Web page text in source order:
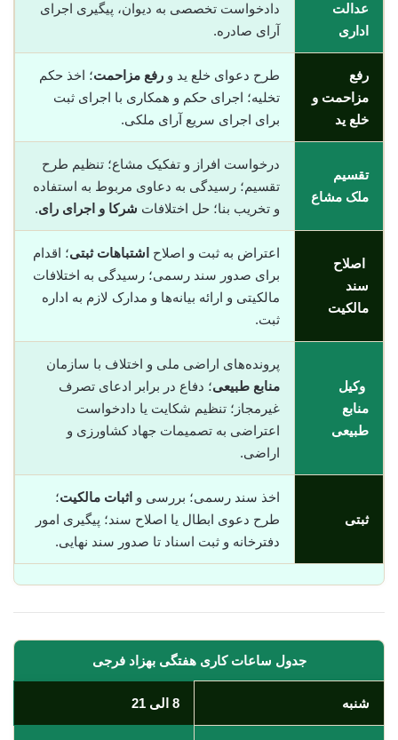
عدالت
اداری
دادخواست تخصصی به دیوان، پیگیری اجرای
آرای صادره.
رفع
مزاحمت و
خلع ید
طرح دعوای خلع ید و رفع مزاحمت؛ اخذ حکم
تخلیه؛ اجرای حکم و همکاری با اجرای ثبت
برای اجرای سریع آرای ملکی.
تقسیم
ملک مشاع
درخواست افراز و تفکیک مشاع؛ تنظیم طرح
تقسیم؛ رسیدگی به دعاوی مربوط به استفاده
و تخریب بنا؛ حل اختلافات شرکا و اجرای رای.
اصلاح
سند
مالکیت
اعتراض به ثبت و اصلاح اشتباهات ثبتی؛ اقدام
برای صدور سند رسمی؛ رسیدگی به اختلافات
مالکیتی و ارائه بیانه‌ها و مدارک لازم به اداره
ثبت.
وکیل
منابع
طبیعی
پرونده‌های اراضی ملی و اختلاف با سازمان
منابع طبیعی؛ دفاع در برابر ادعای تصرف
غیرمجاز؛ تنظیم شکایت یا دادخواست
اعتراضی به تصمیمات جهاد کشاورزی و
اراضی.
ثبتی
اخذ سند رسمی؛ بررسی و اثبات مالکیت؛
طرح دعوی ابطال یا اصلاح سند؛ پیگیری امور
دفترخانه و ثبت اسناد تا صدور سند نهایی.
جدول ساعات کاری هفتگی بهزاد فرجی
شنبه 8 الی 21